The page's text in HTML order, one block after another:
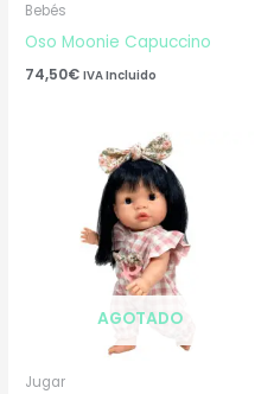
Bebés
Oso Moonie Capuccino
74,50€ IVA Incluido
AGOTADO
Jugar